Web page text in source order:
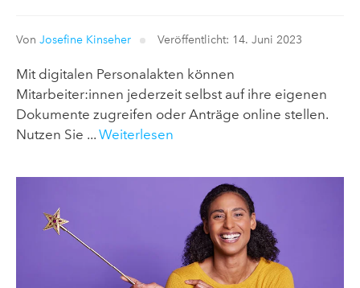
Von Josefine Kinseher Veröffentlicht: 14. Juni 2023
Mit digitalen Personalakten können
Mitarbeiter:innen jederzeit selbst auf ihre eigenen
Dokumente zugreifen oder Anträge online stellen.
Nutzen Sie ... Weiterlesen